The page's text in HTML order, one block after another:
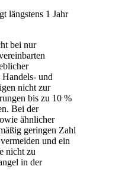
längstens 1 Jahr
bei nur
und
nicht zur
bis zu 10 %
Bei der
ähnlicher
geringen Zahl
und ein
nicht zu
in der